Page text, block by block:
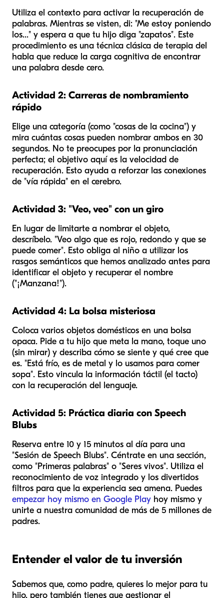
Utiliza el contexto para activar la recuperación de
palabras. Mientras se visten, di: "Me estoy poniendo
los..." y espera a que tu hijo diga "zapatos". Este
procedimiento es una técnica clásica de terapia del
habla que reduce la carga cognitiva de encontrar
una palabra desde cero.
Actividad 2: Carreras de nombramiento
rápido
Elige una categoría (como "cosas de la cocina") y
mira cuántas cosas pueden nombrar ambos en 30
segundos. No te preocupes por la pronunciación
perfecta; el objetivo aquí es la velocidad de
recuperación. Esto ayuda a reforzar las conexiones
de "vía rápida" en el cerebro.
Actividad 3: "Veo, veo" con un giro
En lugar de limitarte a nombrar el objeto,
descríbelo. "Veo algo que es rojo, redondo y que se
puede comer". Esto obliga al niño a utilizar los
rasgos semánticos que hemos analizado antes para
identificar el objeto y recuperar el nombre
("¡Manzana!").
Actividad 4: La bolsa misteriosa
Coloca varios objetos domésticos en una bolsa
opaca. Pide a tu hijo que meta la mano, toque uno
(sin mirar) y describa cómo se siente y qué cree que
es. "Está frío, es de metal y lo usamos para comer
sopa". Esto vincula la información táctil (el tacto)
con la recuperación del lenguaje.
Actividad 5: Práctica diaria con Speech
Blubs
Reserva entre 10 y 15 minutos al día para una
"Sesión de Speech Blubs". Céntrate en una sección,
como "Primeras palabras" o "Seres vivos". Utiliza el
reconocimiento de voz integrado y los divertidos
filtros para que la experiencia sea amena. Puedes
empezar hoy mismo en Google Play hoy mismo y
unirte a nuestra comunidad de más de 5 millones de
padres.
Entender el valor de tu inversión
Sabemos que, como padre, quieres lo mejor para tu
hijo, pero también tienes que gestionar el